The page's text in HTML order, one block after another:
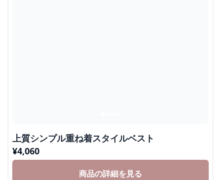
上質シンプル重ね着スタイルベスト
¥4,060
商品の詳細を見る